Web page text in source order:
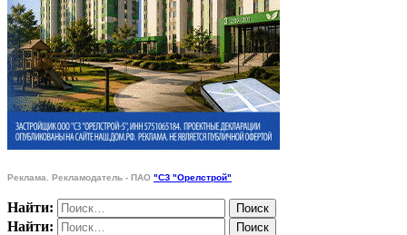
Реклама. Рекламодатель - ПАО "СЗ "Орелстрой"
Найти:
Найти: